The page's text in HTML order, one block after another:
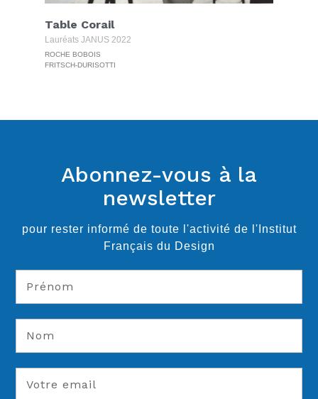
Table Corail
Lauréats JANUS 2022
ROCHE BOBOIS
FRITSCH-DURISOTTI
Abonnez-vous à la
newsletter
pour rester informé de toute l'activité de l'Institut
Français du Design